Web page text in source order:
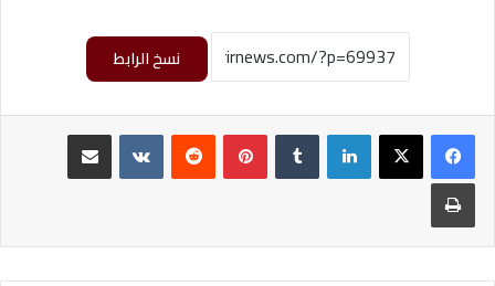
نسخ الرابط
لينكدإن بينتيريست
طباعة